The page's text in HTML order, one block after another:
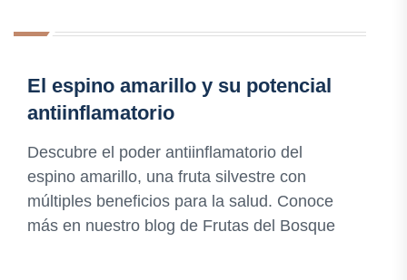
El espino amarillo y su potencial
antiinflamatorio
Descubre el poder antiinflamatorio del
espino amarillo, una fruta silvestre con
múltiples beneficios para la salud. Conoce
más en nuestro blog de Frutas del Bosque